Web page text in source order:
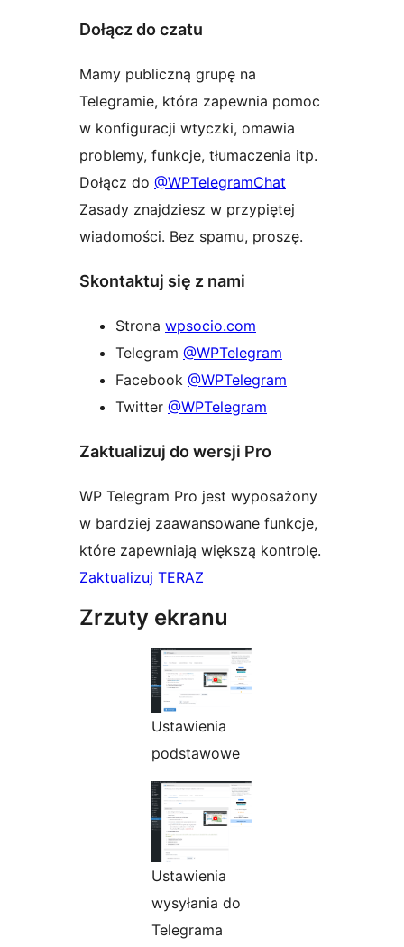
Dołącz do czatu
Mamy publiczną grupę na
Telegramie, która zapewnia pomoc
w konfiguracji wtyczki, omawia
problemy, funkcje, tłumaczenia itp.
Dołącz do @WPTelegramChat
Zasady znajdziesz w przypiętej
wiadomości. Bez spamu, proszę.
Skontaktuj się z nami
Strona wpsocio.com
Telegram @WPTelegram
Facebook @WPTelegram
Twitter @WPTelegram
Zaktualizuj do wersji Pro
WP Telegram Pro jest wyposażony
w bardziej zaawansowane funkcje,
które zapewniają większą kontrolę.
Zaktualizuj TERAZ
Zrzuty ekranu
Ustawienia
podstawowe
Ustawienia
wysyłania do
Telegrama